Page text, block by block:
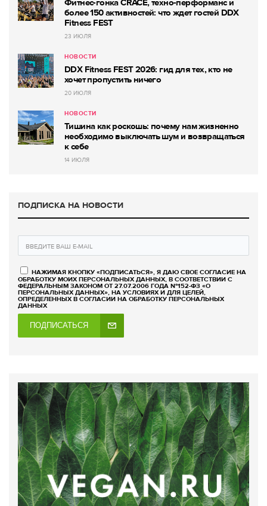
Фитнес-гонка CRACE, техно-перформанс и
более 150 активностей: что ждет гостей DDX
Fitness FEST
23 ИЮЛЯ
НОВОСТИ
DDX Fitness FEST 2026: гид для тех, кто не
хочет пропустить ничего
20 ИЮЛЯ
НОВОСТИ
Тишина как роскошь: почему нам жизненно
необходимо выключать шум и возвращаться
к себе
14 ИЮЛЯ
ПОДПИСКА НА НОВОСТИ
НАЖИМАЯ КНОПКУ «ПОДПИСАТЬСЯ», Я ДАЮ СВОЕ СОГЛАСИЕ НА
ОБРАБОТКУ МОИХ ПЕРСОНАЛЬНЫХ ДАННЫХ, В СООТВЕТСТВИИ С
ФЕДЕРАЛЬНЫМ ЗАКОНОМ ОТ 27.07.2006 ГОДА №152-ФЗ «О
ПЕРСОНАЛЬНЫХ ДАННЫХ», НА УСЛОВИЯХ И ДЛЯ ЦЕЛЕЙ,
ОПРЕДЕЛЕННЫХ В СОГЛАСИИ НА ОБРАБОТКУ ПЕРСОНАЛЬНЫХ
ДАННЫХ
ПОДПИСАТЬСЯ